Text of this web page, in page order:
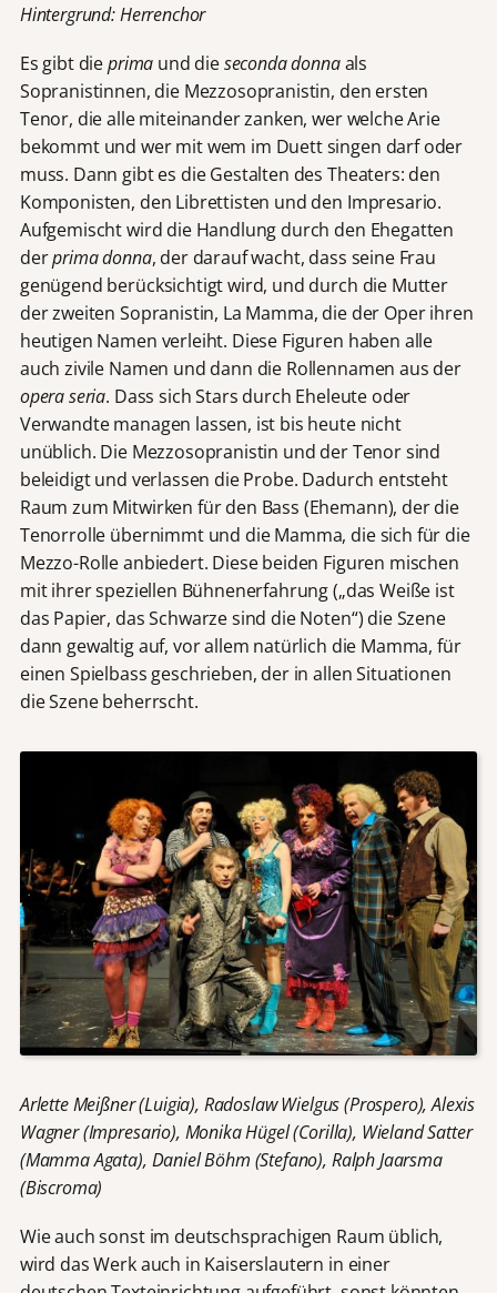
Hintergrund: Herrenchor
Es gibt dieprima und dieseconda donnaals
Sopranistinnen, die Mezzosopranistin, den ersten
Tenor, die alle miteinander zanken, wer welche Arie
bekommt und wer mit wem im Duett singen darf oder
muss. Dann gibt es die Gestalten des Theaters: den
Komponisten, den Librettisten und den Impresario.
Aufgemischt wird die Handlung durch den Ehegatten
derprima donna, der darauf wacht, dass seine Frau
genügend berücksichtigt wird, und durch die Mutter
der zweiten Sopranistin, La Mamma, die der Oper ihren
heutigen Namen verleiht. Diese Figuren haben alle
auch zivile Namen und dann die Rollennamen aus der
opera seria. Dass sich Stars durch Eheleute oder
Verwandte managen lassen, ist bis heute nicht
unüblich. Die Mezzosopranistin und der Tenor sind
beleidigt und verlassen die Probe. Dadurch entsteht
Raum zum Mitwirken für den Bass (Ehemann), der die
Tenorrolle übernimmt und die Mamma, die sich für die
Mezzo-Rolle anbiedert. Diese beiden Figuren mischen
mit ihrer speziellen Bühnenerfahrung („das Weiße ist
das Papier, das Schwarze sind die Noten“) die Szene
dann gewaltig auf, vor allem natürlich die Mamma, für
einen Spielbass geschrieben, der in allen Situationen
die Szene beherrscht.
Arlette Meißner (Luigia), Radoslaw Wielgus (Prospero), Alexis
Wagner (Impresario), Monika Hügel (Corilla), Wieland Satter
(Mamma Agata), Daniel Böhm (Stefano), Ralph Jaarsma
(Biscroma)
Wie auch sonst im deutschsprachigen Raum üblich,
wird das Werk auch in Kaiserslautern in einer